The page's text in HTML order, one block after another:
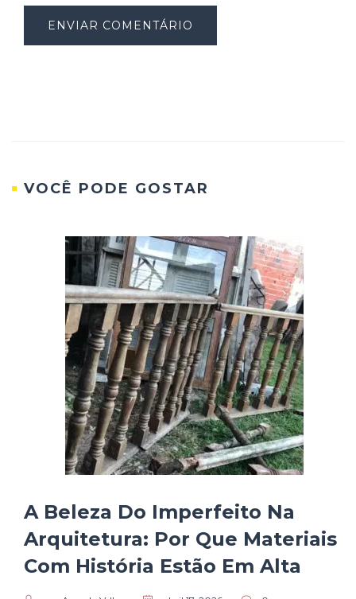
VOCÊ PODE GOSTAR
A Beleza Do Imperfeito Na
Arquitetura: Por Que Materiais
Com História Estão Em Alta